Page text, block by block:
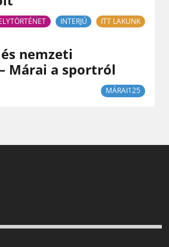
INTERJÚ ITT LAKUNK
nemzeti
Márai a sportról
MÁRAI125